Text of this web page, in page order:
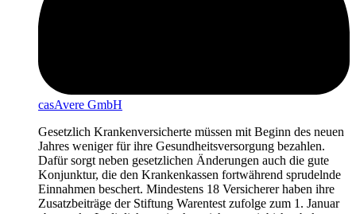
casAvere GmbH
Gesetzlich Krankenversicherte müssen mit Beginn des neuen
Jahres weniger für ihre Gesundheitsversorgung bezahlen.
Dafür sorgt neben gesetzlichen Änderungen auch die gute
Konjunktur, die den Krankenkassen fortwährend sprudelnde
Einnahmen beschert. Mindestens 18 Versicherer haben ihre
Zusatzbeiträge der Stiftung Warentest zufolge zum 1. Januar